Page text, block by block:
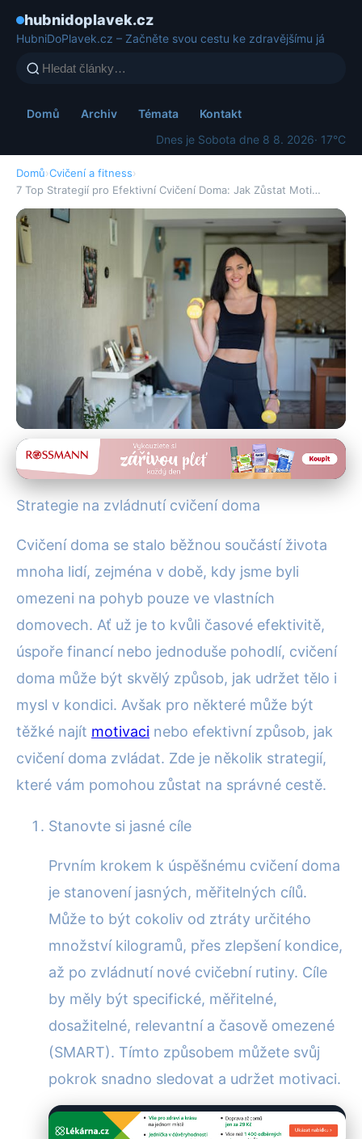
hubnidoplavek.cz
HubniDoPlavek.cz – Začněte svou cestu ke zdravějšímu já
Domů Archiv Témata
Kontakt
Dnes je Sobota dne 8 8. 2026· 17°C
Domů›Cvičení a fitness›
7 Top Strategií pro Efektivní Cvičení Doma: Jak Zůstat Moti…
Cvičení a fitness
7 Top Strategií pro Efektivní
Cvičení Doma: Jak Zůstat
Motivovaní
Strategie na zvládnutí cvičení doma
Cvičení doma se stalo běžnou součástí života
mnoha lidí, zejména v době, kdy jsme byli
omezeni na pohyb pouze ve vlastních
domovech. Ať už je to kvůli časové efektivitě,
úspoře financí nebo jednoduše pohodlí, cvičení
doma může být skvělý způsob, jak udržet tělo i
mysl v kondici. Avšak pro některé může být
těžké najít motivaci nebo efektivní způsob, jak
cvičení doma zvládat. Zde je několik strategií,
které vám pomohou zůstat na správné cestě.
Stanovte si jasné cíle
Prvním krokem k úspěšnému cvičení doma
je stanovení jasných, měřitelných cílů.
Může to být cokoliv od ztráty určitého
množství kilogramů, přes zlepšení kondice,
až po zvládnutí nové cvičební rutiny. Cíle
by měly být specifické, měřitelné,
dosažitelné, relevantní a časově omezené
(SMART). Tímto způsobem můžete svůj
pokrok snadno sledovat a udržet motivaci.